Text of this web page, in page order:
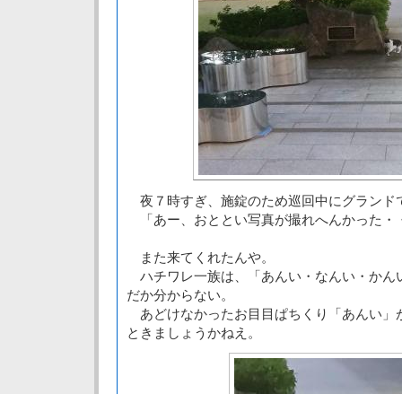
夜７時すぎ、施錠のため巡回中にグランド
「あー、おととい写真が撮れへんかった・
また来てくれたんや。
ハチワレ一族は、「あんい・なんい・かん
だか分からない。
あどけなかったお目目ぱちくり「あんい」
ときましょうかねえ。